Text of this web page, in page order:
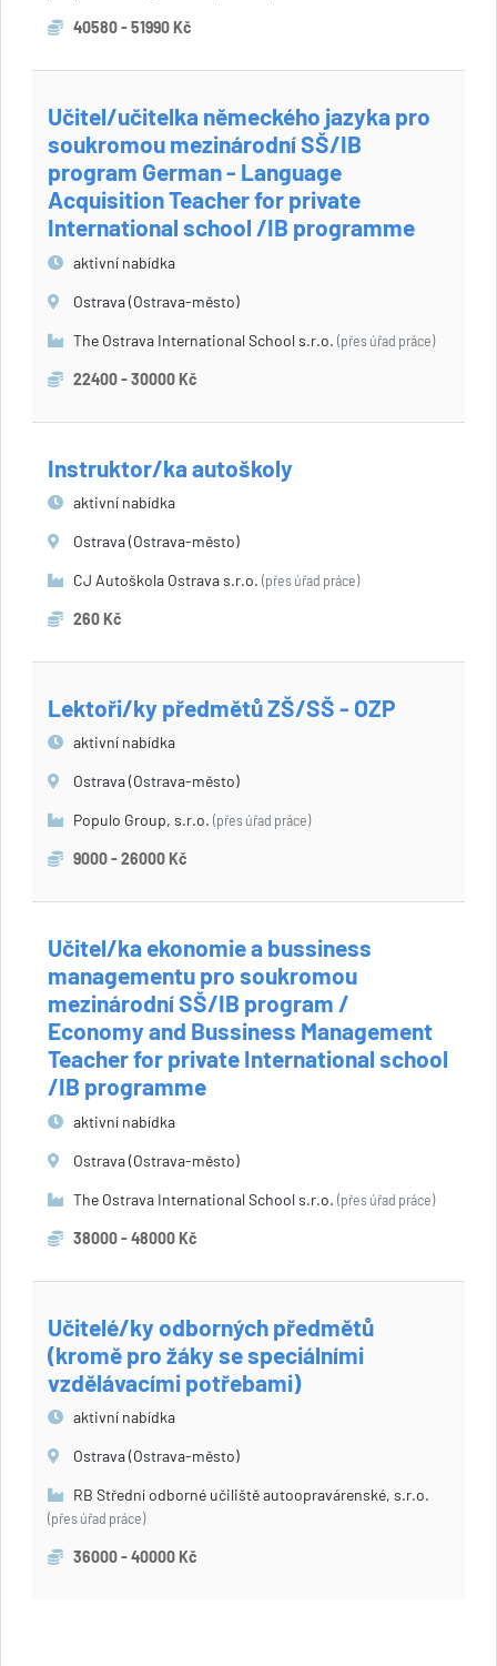
40580 - 51990 Kč
Učitel/učitelka německého jazyka pro
soukromou mezinárodní SŠ/IB
program German - Language
Acquisition Teacher for private
International school /IB programme
aktivní nabídka
Ostrava (Ostrava-město)
The Ostrava International School s.r.o. (přes úřad práce)
22400 - 30000 Kč
Instruktor/ka autoškoly
aktivní nabídka
Ostrava (Ostrava-město)
CJ Autoškola Ostrava s.r.o. (přes úřad práce)
260 Kč
Lektoři/ky předmětů ZŠ/SŠ - OZP
aktivní nabídka
Ostrava (Ostrava-město)
Populo Group, s.r.o. (přes úřad práce)
9000 - 26000 Kč
Učitel/ka ekonomie a bussiness
managementu pro soukromou
mezinárodní SŠ/IB program /
Economy and Bussiness Management
Teacher for private International school
/IB programme
aktivní nabídka
Ostrava (Ostrava-město)
The Ostrava International School s.r.o. (přes úřad práce)
38000 - 48000 Kč
Učitelé/ky odborných předmětů
(kromě pro žáky se speciálními
vzdělávacími potřebami)
aktivní nabídka
Ostrava (Ostrava-město)
RB Střední odborné učiliště autoopravárenské, s.r.o.
(přes úřad práce)
36000 - 40000 Kč